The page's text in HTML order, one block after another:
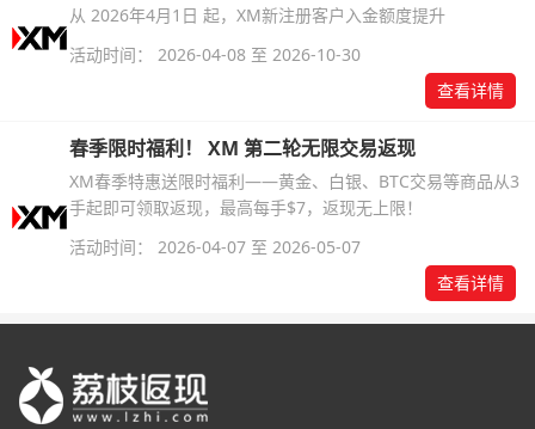
从 2026年4月1日 起，XM新注册客户入金额度提升
活动时间： 2026-04-08 至 2026-10-30
查看详情
春季限时福利！ XM 第二轮无限交易返现
XM春季特惠送限时福利——黄金、白银、BTC交易等商品从3
手起即可领取返现，最高每手$7，返现无上限！
活动时间： 2026-04-07 至 2026-05-07
查看详情